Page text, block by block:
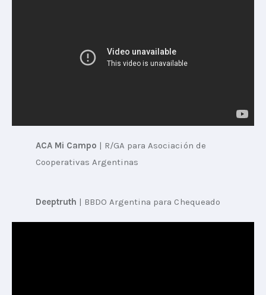
ACA Mi Campo | R/GA para Asociación de
Cooperativas Argentinas
Deeptruth | BBDO Argentina para Chequeado